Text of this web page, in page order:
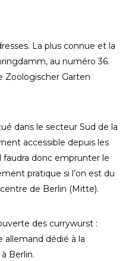
La plus connue et la
au numéro 36.
Zoologischer Garten
dans le secteur Sud de la
accessible depuis les
faudra donc emprunter le
pratique si l’on est du
de Berlin (Mitte).
des currywurst :
allemand dédié à la
Berlin.